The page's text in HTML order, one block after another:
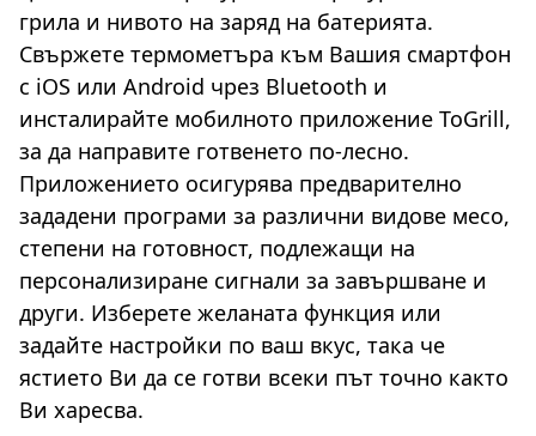
грила и нивото на заряд на батерията.
Свържете термометъра към Вашия смартфон
с iOS или Android чрез Bluetooth и
инсталирайте мобилното приложение ToGrill,
за да направите готвенето по-лесно.
Приложението осигурява предварително
зададени програми за различни видове месо,
степени на готовност, подлежащи на
персонализиране сигнали за завършване и
други. Изберете желаната функция или
задайте настройки по ваш вкус, така че
ястието Ви да се готви всеки път точно както
Ви харесва.